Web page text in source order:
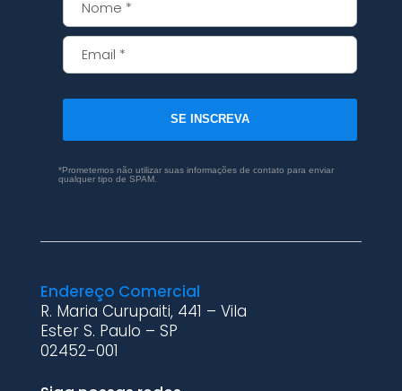
SE INSCREVA
*Prometemos não utilizar suas informações de contato para enviar
qualquer tipo de SPAM.
Endereço Comercial
R. Maria Curupaiti, 441 – Vila
Ester S. Paulo – SP
02452-001